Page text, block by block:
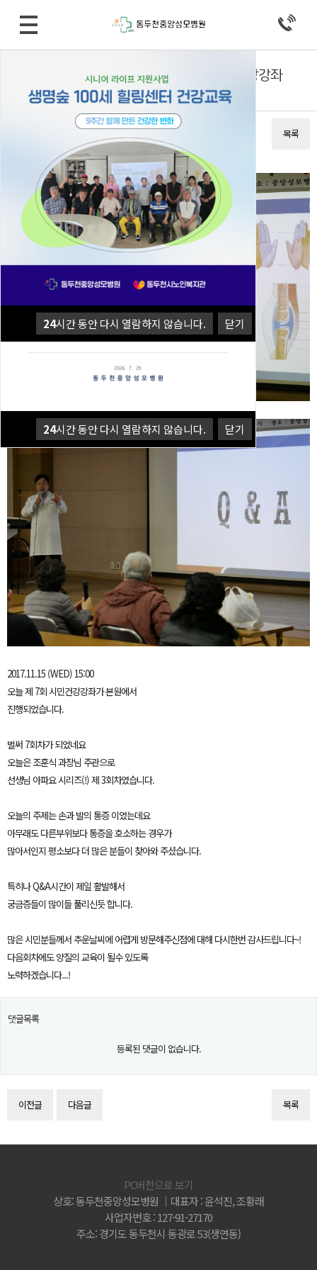
24시간 동안 다시 열람하지 않습니다. 닫기
24시간 동안 다시 열람하지 않습니다. 닫기
병원소식 > 알림마당
[원내행사] 2017.11.15 (WED) 제7회 시민건강강좌
작성자 동두천중앙성모 17-11-20 20:22조회 10,354회댓글 0건
다음글 목록
2017.11.15 (WED) 15:00
오늘 제 7회 시민건강강좌가 본원에서
진행되었습니다.
벌써 7회차가 되었네요
오늘은 조훈식 과장님 주관으로
선생님 아파요 시리즈(!) 제 3회차였습니다.
오늘의 주제는 손과 발의 통증 이였는데요
아무래도 다른부위보다 통증을 호소하는 경우가
많아서인지 평소보다 더 많은 분들이 찾아와 주셨습니다.
특히나 Q&A시간이 제일 활발해서
궁금증들이 많이들 풀리신듯 합니다.
많은 시민분들께서 추운날씨에 어렵게 방문해주신점에 대해 다시한번 감사드립니다~!
다음회차에도 양질의 교육이 될수 있도록
노력하겠습니다...!
댓글목록
등록된 댓글이 없습니다.
이전글 다음글 목록
PC버전으로 보기
상호: 동두천중앙성모병원 │대표자 : 윤석진, 조황래
사업자번호 : 127-91-27170
주소: 경기도 동두천시 동광로 53(생연동)